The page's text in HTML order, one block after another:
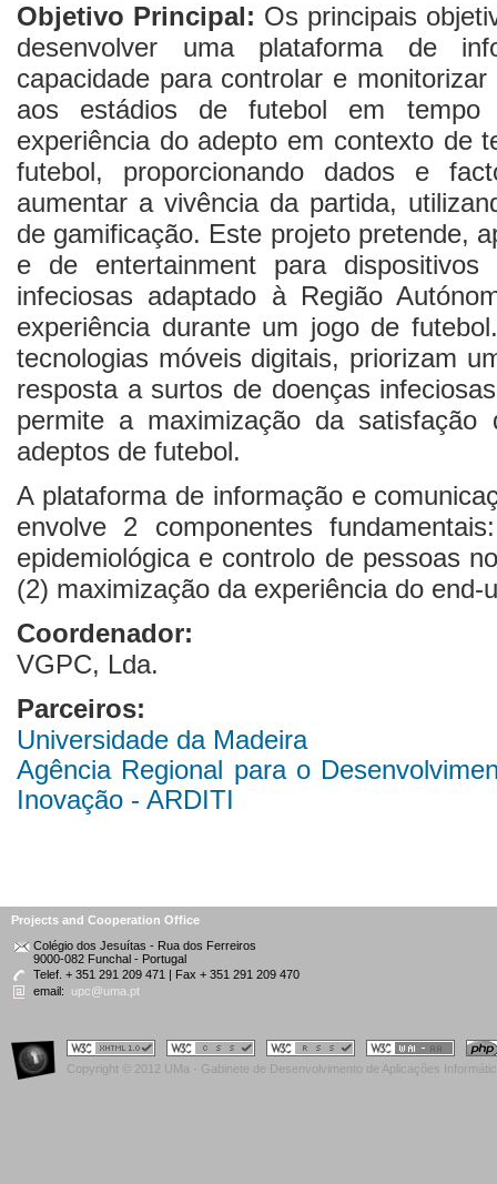
Objetivo Principal: Os principais
desenvolver uma plataforma de
capacidade para controlar e
aos estádios de futebol em
experiência do adepto em contexto de
futebol, proporcionando dados e
aumentar a vivência da partida,
de gamificação. Este projeto pretende,
e de entertainment para
infeciosas adaptado à Região
experiência durante um jogo de
tecnologias móveis digitais, priorizam
resposta a surtos de doenças
permite a maximização da
adeptos de futebol.
A plataforma de informação e
envolve 2 componentes
epidemiológica e controlo de pessoas
(2) maximização da experiência do
Coordenador:
VGPC, Lda.
Parceiros:
Universidade da Madeira
Agência Regional para o
Inovação - ARDITI
Projects and Cooperation Office
Colégio dos Jesuítas - Rua dos Ferreiros
9000-082 Funchal - Portugal
Telef. + 351 291 209 471 | Fax + 351 291 209 470
email:
upc@uma.pt
Copyright © 2012 UMa - Gabinete de Desenvolvimento de Aplicações